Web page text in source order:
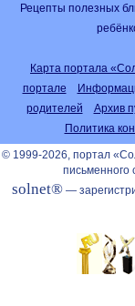
Рецепты полезных
Карта портала
портале
родителей
Архив
Политика
© 1999-2026, портал
письменного
solnet® —